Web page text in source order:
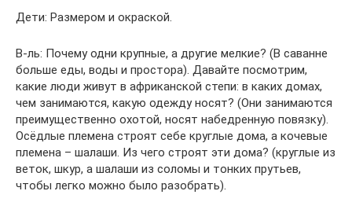
Дети: Размером и окраской.
В-ль: Почему одни крупные, а другие мелкие? (В саванне
больше еды, воды и простора). Давайте посмотрим,
какие люди живут в африканской степи: в каких домах,
чем занимаются, какую одежду носят? (Они занимаются
преимущественно охотой, носят набедренную повязку).
Осёдлые племена строят себе круглые дома, а кочевые
племена – шалаши. Из чего строят эти дома? (круглые из
веток, шкур, а шалаши из соломы и тонких прутьев,
чтобы легко можно было разобрать).